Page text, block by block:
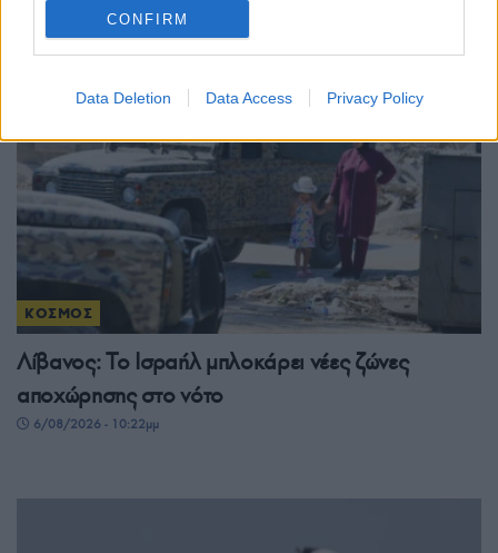
CONFIRM
Data Deletion Data Access Privacy Policy
6/08/2026 - 11:55μμ
ΚΟΣΜΟΣ
Λίβανος: Το Ισραήλ μπλοκάρει νέες ζώνες
αποχώρησης στο νότο
6/08/2026 - 10:22μμ